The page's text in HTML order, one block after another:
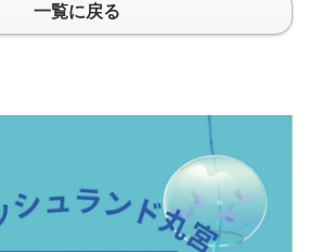
一覧に戻る